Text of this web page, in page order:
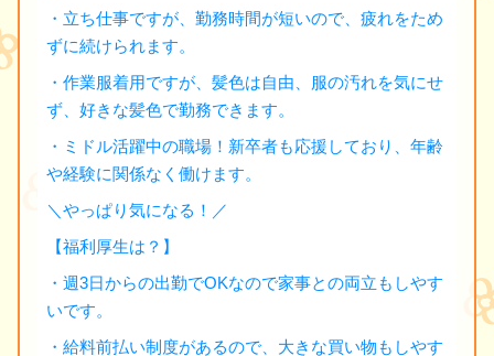
・立ち仕事ですが、勤務時間が短いので、疲れをため
ずに続けられます。
・作業服着用ですが、髪色は自由、服の汚れを気にせ
ず、好きな髪色で勤務できます。
・ミドル活躍中の職場！新卒者も応援しており、年齢
や経験に関係なく働けます。
＼やっぱり気になる！／
【福利厚生は？】
・週3日からの出勤でOKなので家事との両立もしやす
いです。
・給料前払い制度があるので、大きな買い物もしやす